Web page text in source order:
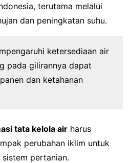
terutama melalui
dan peningkatan suhu.
ketersediaan air
pada gilirannya dapat
dan ketahanan
tata kelola air harus
perubahan iklim untuk
pertanian.